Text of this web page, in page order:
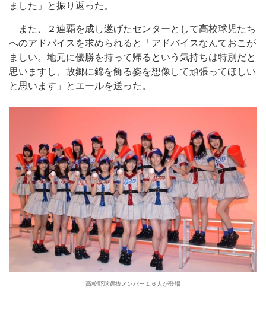
ました」と振り返った。
また、２連覇を成し遂げたセンターとして高校球児たち
へのアドバイスを求められると「アドバイスなんておこが
ましい。地元に優勝を持って帰るという気持ちは特別だと
思いますし、故郷に錦を飾る姿を想像して頑張ってほしい
と思います」とエールを送った。
高校野球選抜メンバー１６人が登場